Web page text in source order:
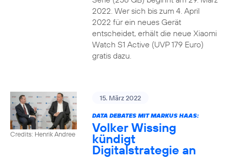
2022. Wer sich bis zum 4. April
2022 für ein neues Gerät
entscheidet, erhält die neue Xiaomi
Watch S1 Active (UVP 179 Euro)
gratis dazu.
Credits: Henrik Andree
15. März 2022
DATA DEBATES MIT MARKUS HAAS:
Volker Wissing
kündigt
Digitalstrategie an